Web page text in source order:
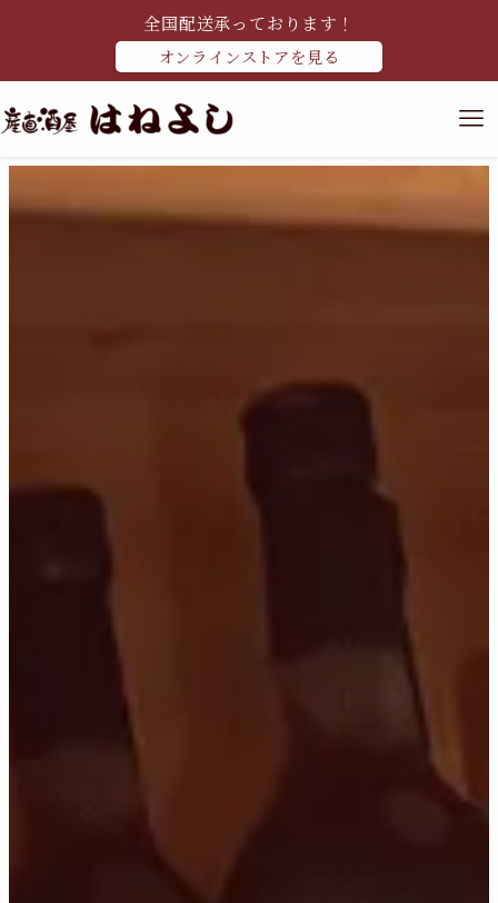
全国配送承っております！
オンラインストアを見る